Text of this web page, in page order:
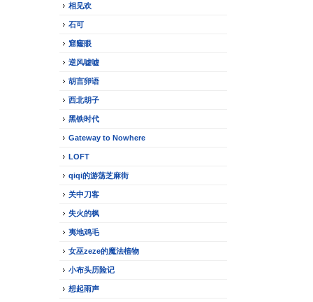
相见欢
石可
窟窿眼
逆风嘘嘘
胡言卵语
西北胡子
黑铁时代
Gateway to Nowhere
LOFT
qiqi的游荡芝麻街
关中刀客
失火的枫
夷地鸡毛
女巫zeze的魔法植物
小布头历险记
想起雨声